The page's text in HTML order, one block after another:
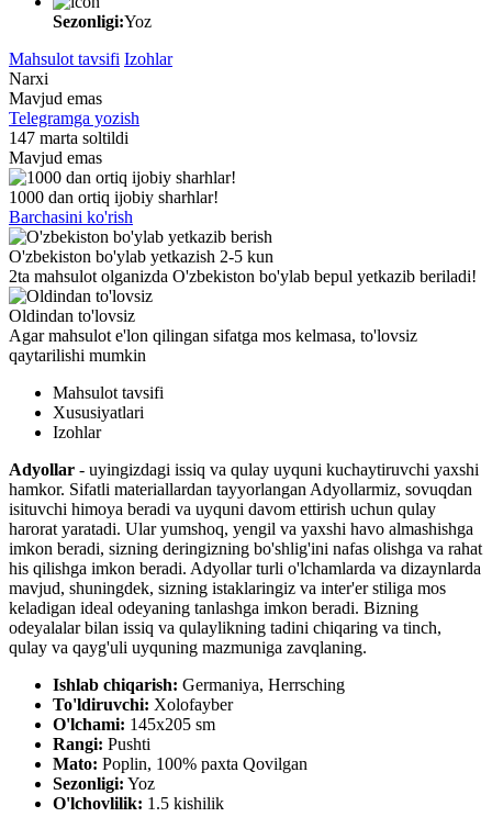
Sezonligi:Yoz
Mahsulot tavsifi Izohlar
Narxi
Mavjud emas
Telegramga yozish
147 marta soltildi
Mavjud emas
1000 dan ortiq ijobiy sharhlar!
Barchasini ko'rish
O'zbekiston bo'ylab yetkazish 2-5 kun
2ta mahsulot olganizda O'zbekiston bo'ylab bepul yetkazib beriladi!
Oldindan to'lovsiz
Agar mahsulot e'lon qilingan sifatga mos kelmasa, to'lovsiz
qaytarilishi mumkin
Mahsulot tavsifi
Xususiyatlari
Izohlar
Adyollar - uyingizdagi issiq va qulay uyquni kuchaytiruvchi yaxshi
hamkor. Sifatli materiallardan tayyorlangan Adyollarmiz, sovuqdan
isituvchi himoya beradi va uyquni davom ettirish uchun qulay
harorat yaratadi. Ular yumshoq, yengil va yaxshi havo almashishga
imkon beradi, sizning deringizning bo'shlig'ini nafas olishga va rahat
his qilishga imkon beradi. Adyollar turli o'lchamlarda va dizaynlarda
mavjud, shuningdek, sizning istaklaringiz va inter'er stiliga mos
keladigan ideal odeyaning tanlashga imkon beradi. Bizning
odeyalalar bilan issiq va qulaylikning tadini chiqaring va tinch,
qulay va qayg'uli uyquning mazmuniga zavqlaning.
Ishlab chiqarish: Germaniya, Herrsching
To'ldiruvchi: Xolofayber
O'lchami: 145х205 sm
Rangi: Pushti
Mato: Poplin, 100% paxta Qovilgan
Sezonligi: Yoz
O'lchovlilik: 1.5 kishilik